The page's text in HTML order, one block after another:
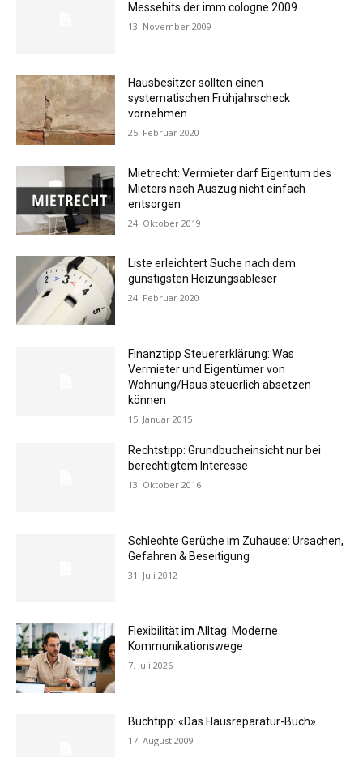
Messehits der imm cologne 2009
13. November 2009
Hausbesitzer sollten einen
systematischen Frühjahrscheck
vornehmen
25. Februar 2020
Mietrecht: Vermieter darf Eigentum des
Mieters nach Auszug nicht einfach
entsorgen
24. Oktober 2019
Liste erleichtert Suche nach dem
günstigsten Heizungsableser
24. Februar 2020
Finanztipp Steuererklärung: Was
Vermieter und Eigentümer von
Wohnung/Haus steuerlich absetzen
können
15. Januar 2015
Rechtstipp: Grundbucheinsicht nur bei
berechtigtem Interesse
13. Oktober 2016
Schlechte Gerüche im Zuhause: Ursachen,
Gefahren & Beseitigung
31. Juli 2012
Flexibilität im Alltag: Moderne
Kommunikationswege
7. Juli 2026
Buchtipp: «Das Hausreparatur-Buch»
17. August 2009